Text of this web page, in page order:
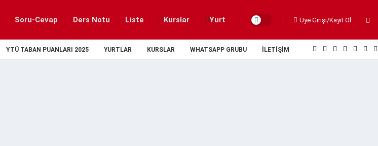
Soru-Cevap Ders Notu Liste Kurslar Yurt Üye Girişi/Kayıt Ol
YTÜ TABAN PUANLARI 2025 YURTLAR KURSLAR WHATSAPP GRUBU İLETIŞIM